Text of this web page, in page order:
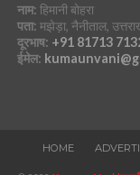
नाम: हिमानी बोहरा
पता: मझेड़ा, नैनीताल,
दूरभाष: +91 81713
ईमेल:
HOME